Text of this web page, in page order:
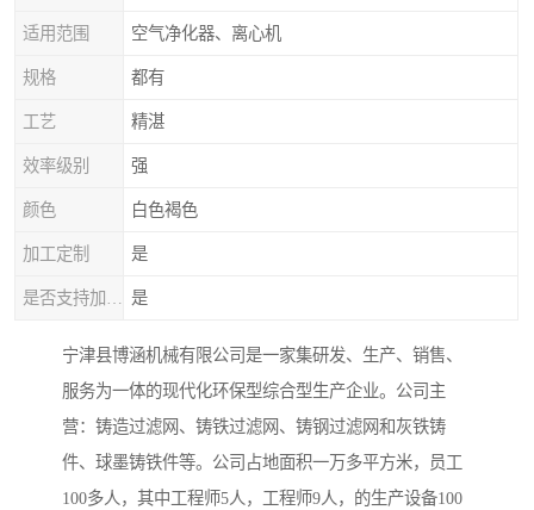
适用范围 空气净化器、离心机
规格 都有
工艺 精湛
效率级别 强
颜色 白色褐色
加工定制 是
是
宁津县博涵机械有限公司是一家集研发、生产、销售、
服务为一体的现代化环保型综合型生产企业。公司主
营：铸造过滤网、铸铁过滤网、铸钢过滤网和灰铁铸
件、球墨铸铁件等。公司占地面积一万多平方米，员工
100多人，其中工程师5人，工程师9人，的生产设备100